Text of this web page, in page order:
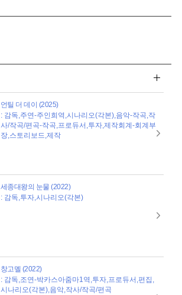
언틸 더 데이 (2025)
: 감독,주연-주인희역,시나리오(각본),음악-작곡,작
사/작곡/편곡-작곡,프로듀서,투자,제작회계-회계부
장,스토리보드,제작
세종대왕의 눈물 (2022)
: 감독,투자,시나리오(각본)
창고멜 (2022)
: 감독,조연-박카스아줌마1역,투자,프로듀서,편집,
시나리오(각본),음악,작사/작곡/편곡